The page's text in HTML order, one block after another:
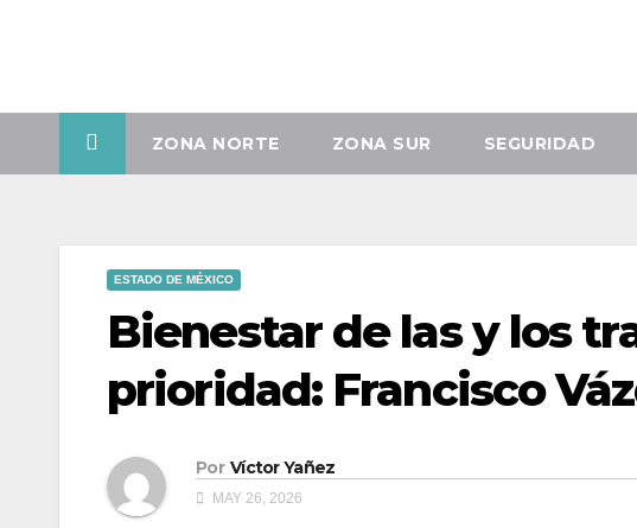
ZONA NORTE ZONA SUR SEGURIDAD
ESTADO DE MÉXICO
Bienestar de las y los
prioridad: Francisco
Por Víctor Yañez
MAY 26, 2026